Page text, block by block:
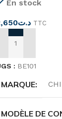
En stock
د.ت TTC
AJOUTER AU
: BE101
MARQUE
MODÈLE DE